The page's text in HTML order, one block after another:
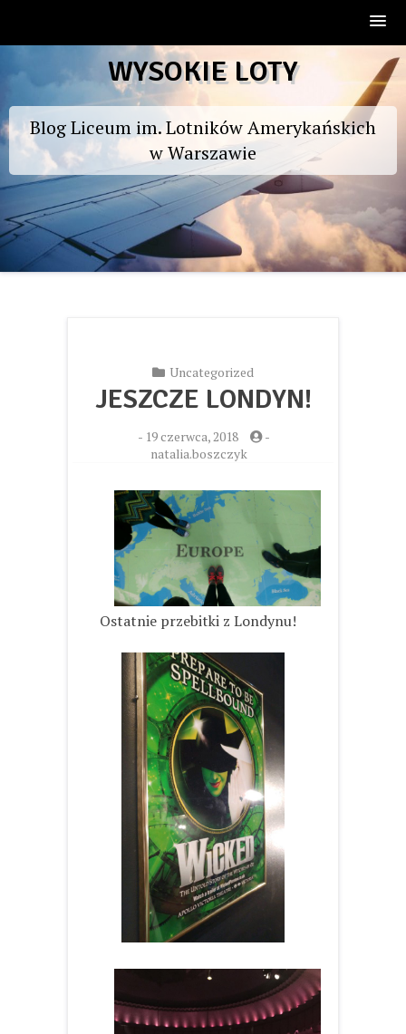
to
WYSOKIE LOTY
Blog Liceum im. Lotników Amerykańskich
w Warszawie
Uncategorized
JESZCZE LONDYN!
- 19 czerwca, 2018
-
natalia.boszczyk
Ostatnie przebitki z Londynu!